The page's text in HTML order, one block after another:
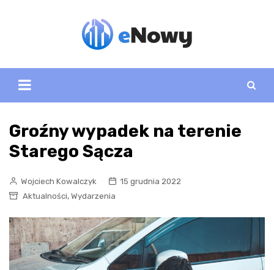
Groźny wypadek na terenie
Starego Sącza
Wojciech Kowalczyk
15 grudnia 2022
Aktualności, Wydarzenia